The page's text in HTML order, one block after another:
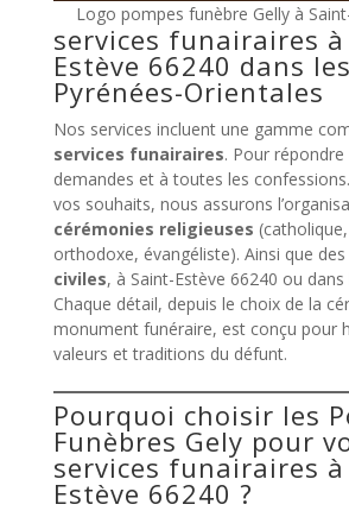
Logo pompes funèbre Gelly à
services funairaires
Estève 66240 dans les
Pyrénées-Orientales
Nos services incluent une gamme
services funairaires. Pour
demandes et à toutes les
vos souhaits, nous assurons
cérémonies religieuses
orthodoxe, évangéliste). Ainsi que des
civiles, à Saint-Estève 66240 ou dans
Chaque détail, depuis le choix de la
monument funéraire, est conçu pour
valeurs et traditions du défunt.
Pourquoi choisir les
Funèbres Gely pour
services funairaires
Estève 66240 ?